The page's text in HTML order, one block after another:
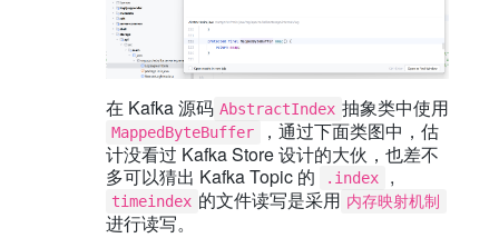
在 Kafka 源码 AbstractIndex 抽象类中使用
MappedByteBuffer
，通过下面类图中，估
计没看过 Kafka Store 设计的大伙，也差不
多可以猜出 Kafka Topic 的
.index ,
timeindex 的文件读写是采用 内存映射机制
进行读写。